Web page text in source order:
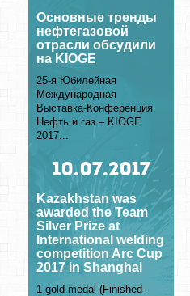
Основные тренды
нефтегазовой
отрасли обсудили
на KIOGE
25-я Юбилейная
Международная
Выставка-Конференция
Нефть и газ – KIOGE
2017...
10.07.2017
Kazakhstan was
awarded the Team
Silver Prize at
International welding
competition Arc Cup
2017 in Shanghai
1 gold medal (Finished-